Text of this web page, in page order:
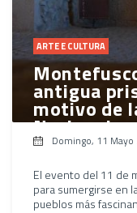
ARTE E CULTURA
antigua
motivo de
Domingo, 11 Mayo
El evento del 11 de
para sumergirse en
pueblos más